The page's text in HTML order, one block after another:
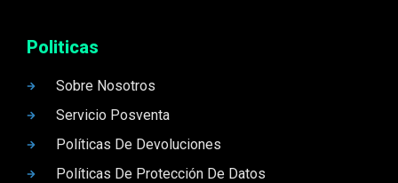
Politicas
Sobre Nosotros
Servicio Posventa
Políticas De Devoluciones
Políticas De Protección De Datos